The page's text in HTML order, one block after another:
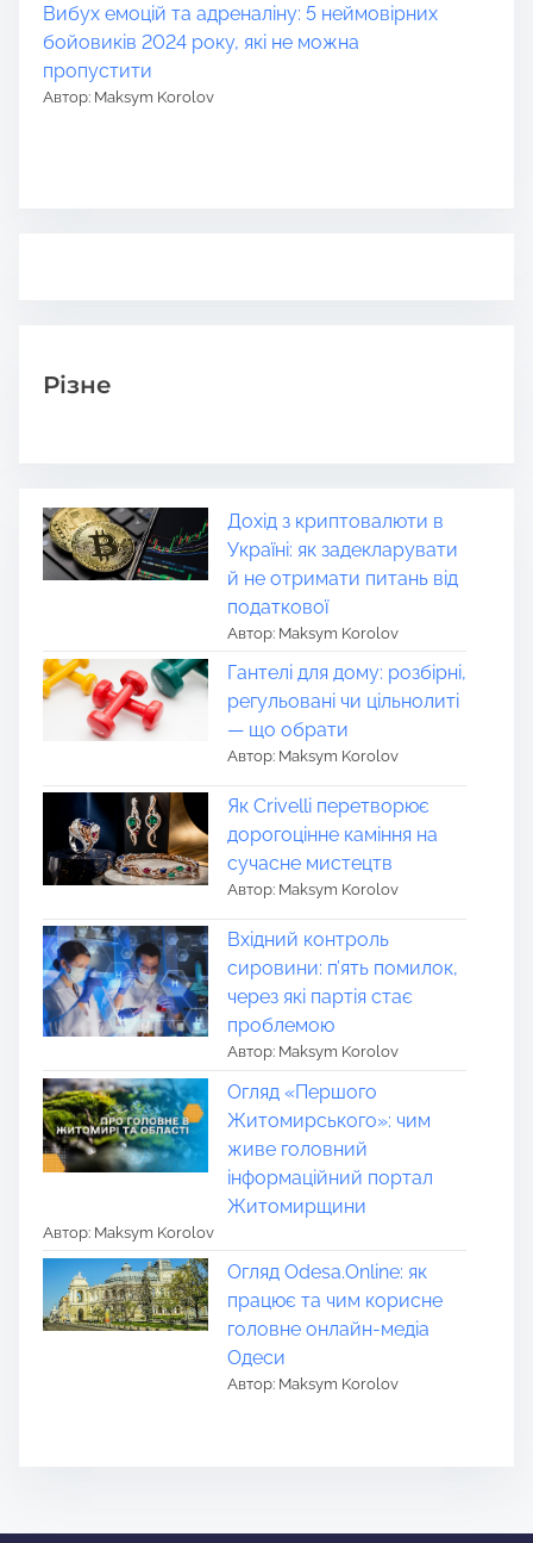
Вибух емоцій та адреналіну: 5 неймовірних
бойовиків 2024 року, які не можна
пропустити
Автор: Maksym Korolov
Різне
Дохід з криптовалюти в
Україні: як задекларувати
й не отримати питань від
податкової
Автор: Maksym Korolov
Гантелі для дому: розбірні,
регульовані чи цільнолиті
— що обрати
Автор: Maksym Korolov
Як Crivelli перетворює
дорогоцінне каміння на
сучасне мистецтв
Автор: Maksym Korolov
Вхідний контроль
сировини: п’ять помилок,
через які партія стає
проблемою
Автор: Maksym Korolov
Огляд «Першого
Житомирського»: чим
живе головний
інформаційний портал
Житомирщини
Автор: Maksym Korolov
Огляд Odesa.Online: як
працює та чим корисне
головне онлайн-медіа
Одеси
Автор: Maksym Korolov